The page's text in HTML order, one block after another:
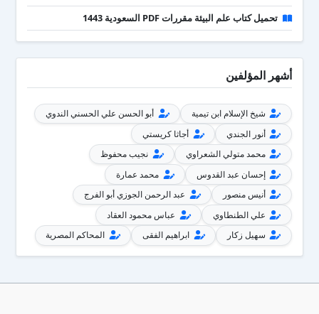
تحميل كتاب علم البيئة مقررات PDF السعودية 1443
أشهر المؤلفين
شيخ الإسلام ابن تيمية
أبو الحسن علي الحسني الندوي
أنور الجندي
أجاثا كريستي
محمد متولي الشعراوي
نجيب محفوظ
إحسان عبد القدوس
محمد عمارة
أنيس منصور
عبد الرحمن الجوزي أبو الفرج
علي الطنطاوي
عباس محمود العقاد
سهيل زكار
ابراهيم الفقى المحاكم المصرية